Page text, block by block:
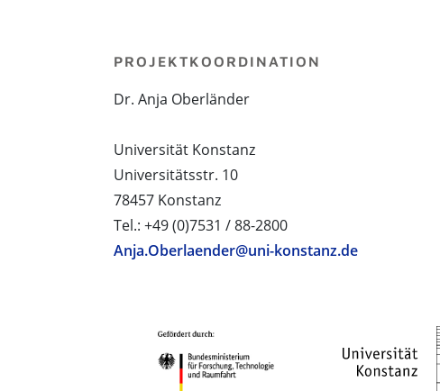
PROJEKTKOORDINATION
Dr. Anja Oberländer
Universität Konstanz
Universitätsstr. 10
78457 Konstanz
Tel.: +49 (0)7531 / 88-2800
Anja.Oberlaender@uni-konstanz.de